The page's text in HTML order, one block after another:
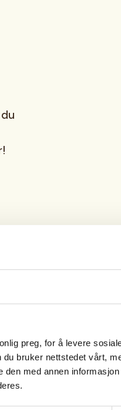
preg, for å levere
bruker nettstedet vårt,
med annen
vi